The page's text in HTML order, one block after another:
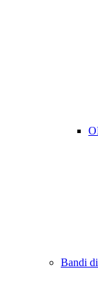
Bandi